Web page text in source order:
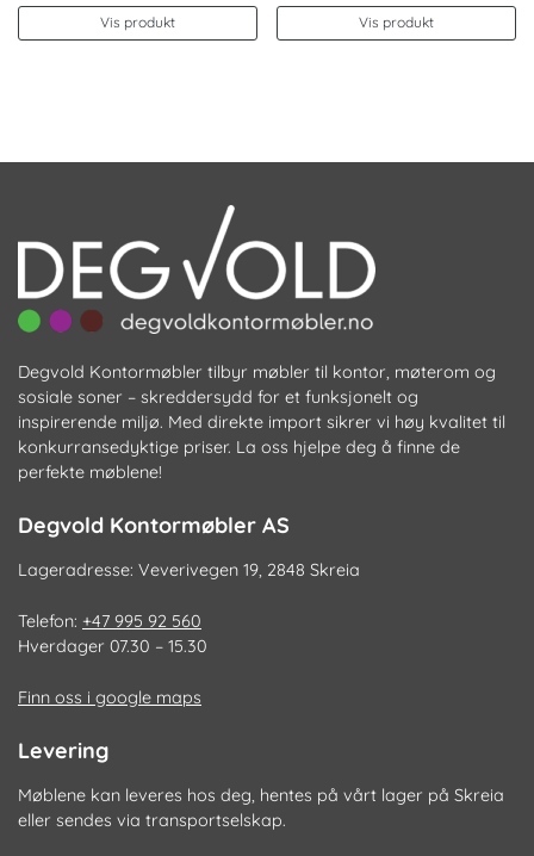
Vis produkt
kr. 3.250
Vis produkt
Degvold Kontormøbler tilbyr møbler til kontor, møterom og
sosiale soner – skreddersydd for et funksjonelt og
inspirerende miljø. Med direkte import sikrer vi høy kvalitet til
konkurransedyktige priser. La oss hjelpe deg å finne de
perfekte møblene!
Degvold Kontormøbler AS
Lageradresse: Veverivegen 19, 2848 Skreia
Telefon: +47 995 92 560
Hverdager 07.30 – 15.30
Finn oss i google maps
Levering
Møblene kan leveres hos deg, hentes på vårt lager på Skreia
eller sendes via transportselskap.